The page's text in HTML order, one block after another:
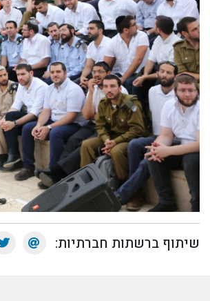
שיתוף ברשתות חברתיות: